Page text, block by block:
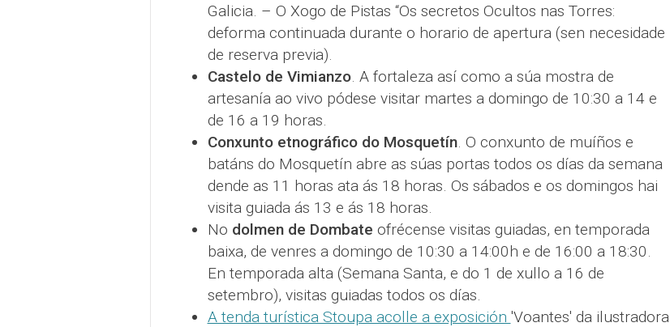
Galicia. – O Xogo de Pistas “Os secretos Ocultos nas Torres:
deforma continuada durante o horario de apertura (sen necesidade
de reserva previa).
Castelo de Vimianzo. A fortaleza así como a súa mostra de
artesanía ao vivo pódese visitar martes a domingo de 10:30 a 14 e
de 16 a 19 horas.
Conxunto etnográfico do Mosquetín. O conxunto de muíños e
batáns do Mosquetín abre as súas portas todos os días da semana
dende as 11 horas ata ás 18 horas. Os sábados e os domingos hai
visita guiada ás 13 e ás 18 horas.
No dolmen de Dombate ofrécense visitas guiadas, en temporada
baixa, de venres a domingo de 10:30 a 14:00h e de 16:00 a 18:30.
En temporada alta (Semana Santa, e do 1 de xullo a 16 de
setembro), visitas guiadas todos os días.
A tenda turística Stoupa acolle a exposición 'Voantes' da ilustradora